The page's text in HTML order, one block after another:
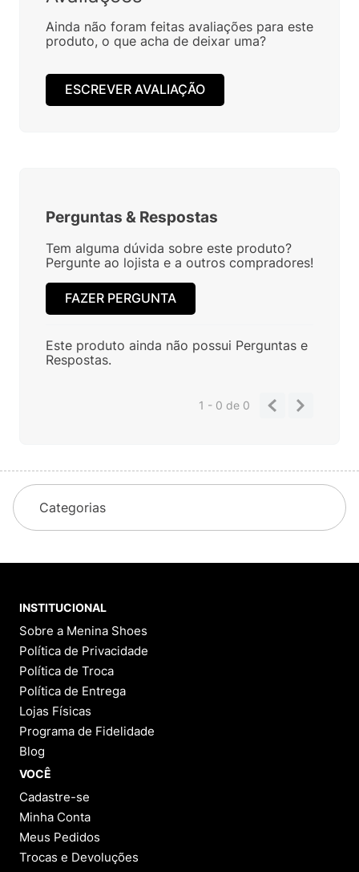
Ainda não foram feitas avaliações para este
produto, o que acha de deixar uma?
ESCREVER AVALIAÇÃO
Perguntas & Respostas
Tem alguma dúvida sobre este produto?
Pergunte ao lojista e a outros compradores!
FAZER PERGUNTA
Este produto ainda não possui Perguntas e
Respostas.
1 - 0de 0
Categorias
INSTITUCIONAL
Sobre a Menina Shoes
Política de Privacidade
Política de Troca
Política de Entrega
Lojas Físicas
Programa de Fidelidade
Blog
VOCÊ
Cadastre-se
Minha Conta
Meus Pedidos
Trocas e Devoluções